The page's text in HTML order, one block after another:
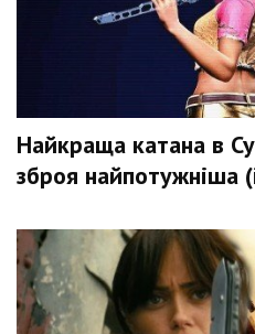
Найкраща катана в
зброя найпотужніша